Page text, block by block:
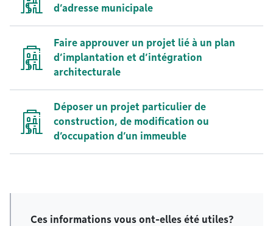
d’adresse municipale
Faire approuver un projet lié à un plan
d’implantation et d’intégration
architecturale
Déposer un projet particulier de
construction, de modification ou
d’occupation d’un immeuble
Ces informations vous ont-elles été utiles?